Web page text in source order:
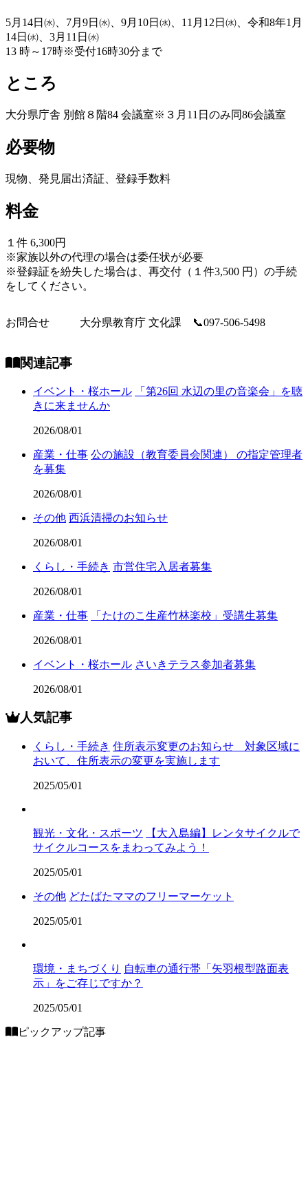
5月14日㈬、7月9日㈬、9月10日㈬、11月12日㈬、令和8年1月
14日㈬、3月11日㈬
13 時～17時※受付16時30分まで
ところ
大分県庁舎 別館８階84 会議室※３月11日のみ同86会議室
必要物
現物、発見届出済証、登録手数料
料金
１件 6,300円
※家族以外の代理の場合は委任状が必要
※登録証を紛失した場合は、再交付（１件3,500 円）の手続
をしてください。
お問合せ 大分県教育庁 文化課 📞097-506-5498
関連記事
イベント・桜ホール
「第26回 水辺の里の音楽会」を聴
きに来ませんか
2026/08/01
産業・仕事 公の施設（教育委員会関連） の指定管理者
を募集
2026/08/01
その他 西浜清掃のお知らせ
2026/08/01
くらし・手続き 市営住宅入居者募集
2026/08/01
産業・仕事 「たけのこ生産竹林楽校」受講生募集
2026/08/01
イベント・桜ホール さいきテラス参加者募集
2026/08/01
人気記事
くらし・手続き 住所表示変更のお知らせ 対象区域に
おいて、住所表示の変更を実施します
2025/05/01
観光・文化・スポーツ
【大入島編】レンタサイクルで
サイクルコースをまわってみよう！
2025/05/01
その他 どたばたママのフリーマーケット
2025/05/01
環境・まちづくり 自転車の通行帯「矢羽根型路面表
示」をご存じですか？
2025/05/01
ピックアップ記事